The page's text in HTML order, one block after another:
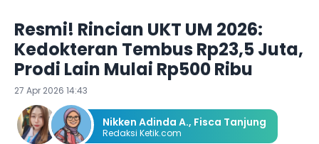
Resmi! Rincian UKT UM 2026:
Kedokteran Tembus Rp23,5 Juta,
Prodi Lain Mulai Rp500 Ribu
27 Apr 2026 14:43
Nikken Adinda A., Fisca Tanjung
Redaksi Ketik.com